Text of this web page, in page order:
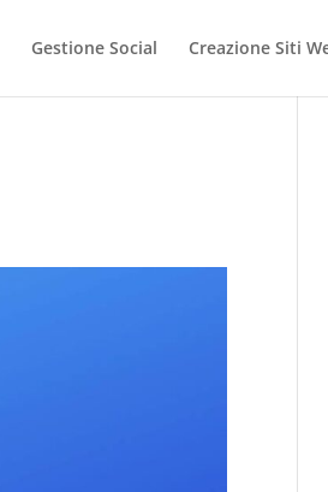
Gestione Social Creazione Siti